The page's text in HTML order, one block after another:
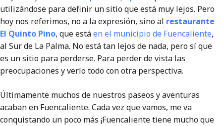
utilizándose para definir un sitio que está muy lejos. Pero
hoy nos referimos, no a la expresión, sino al restaurante
El Quinto Pino, que estáen el municipio de Fuencaliente,
al Sur de La Palma. No está tan lejos de nada, pero sí que
es un sitio para perderse. Para perder de vista las
preocupaciones y verlo todo con otra perspectiva.
Últimamente muchos de nuestros paseos y aventuras
acaban en Fuencaliente. Cada vez que vamos, me va
conquistando un poco más ¡Fuencaliente tiene mucho que